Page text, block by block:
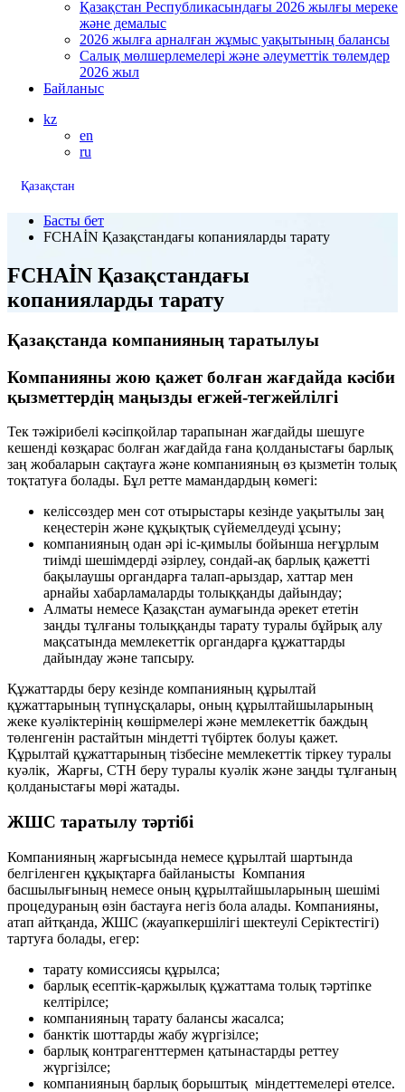
Қазақстан Республикасындағы 2026 жылғы мереке
және демалыс
2026 жылға арналған жұмыс уақытының балансы
Салық мөлшерлемелері және әлеуметтік төлемдер
2026 жыл
Байланыс
kz
en
ru
Қазақстан
Басты бет
FCHAİN Қазақстандағы копанияларды тарату
FCHAİN Қазақстандағы
копанияларды тарату
Қазақстанда компанияның таратылуы
Компанияны жою қажет болған жағдайда кәсіби
қызметтердің маңызды егжей-тегжейлілгі
Тек тәжірибелі кәсіпқойлар тарапынан жағдайды шешуге
кешенді көзқарас болған жағдайда ғана қолданыстағы барлық
заң жобаларын сақтауға және компанияның өз қызметін толық
тоқтатуға болады. Бұл ретте мамандардың көмегі:
келіссөздер мен сот отырыстары кезінде уақытылы заң
кеңестерін және құқықтық сүйемелдеуді ұсыну;
компанияның одан әрі іс-қимылы бойынша неғұрлым
тиімді шешімдерді әзірлеу, сондай-ақ барлық қажетті
бақылаушы органдарға талап-арыздар, хаттар мен
арнайы хабарламаларды толыққанды дайындау;
Алматы немесе Қазақстан аумағында әрекет ететін
заңды тұлғаны толыққанды тарату туралы бұйрық алу
мақсатында мемлекеттік органдарға құжаттарды
дайындау және тапсыру.
Құжаттарды беру кезінде компанияның құрылтай
құжаттарының түпнұсқалары, оның құрылтайшыларының
жеке куәліктерінің көшірмелері және мемлекеттік баждың
төленгенін растайтын міндетті түбіртек болуы қажет.
Құрылтай құжаттарының тізбесіне мемлекеттік тіркеу туралы
куәлік, Жарғы, СТН беру туралы куәлік және заңды тұлғаның
қолданыстағы мөрі жатады.
ЖШС таратылу тәртібі
Компанияның жарғысында немесе құрылтай шартында
белгіленген құқықтарға байланысты Компания
басшылығының немесе оның құрылтайшыларының шешімі
процедураның өзін бастауға негіз бола алады. Компанияны,
атап айтқанда, ЖШС (жауапкершілігі шектеулі Серіктестігі)
тартуға болады, егер:
тарату комиссиясы құрылса;
барлық есептік-қаржылық құжаттама толық тәртіпке
келтірілсе;
компанияның тарату балансы жасалса;
банктік шоттарды жабу жүргізілсе;
барлық контрагенттермен қатынастарды реттеу
жүргізілсе;
компанияның барлық борыштық міндеттемелері өтелсе.